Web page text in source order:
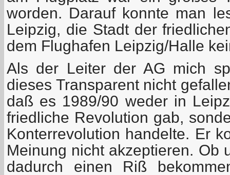
worden. Darauf konnte man
Leipzig, die Stadt der
dem Flughafen Leipzig/Halle
Als der Leiter der AG mich
dieses Transparent nicht
daß es 1989/90 weder in
friedliche Revolution gab,
Konterrevolution handelte. Er
Meinung nicht akzeptieren. Ob
dadurch einen Riß